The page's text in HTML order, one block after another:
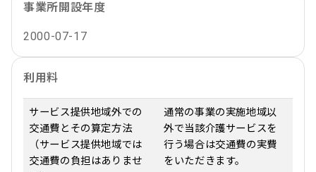
事業所開設年度
2000-07-17
利用料
サービス提供地域外での
交通費とその算定方法
（サービス提供地域では
交通費の負担はありませ
通常の事業の実施地域以
外で当該介護サービスを
行う場合は交通費の実費
をいただきます。